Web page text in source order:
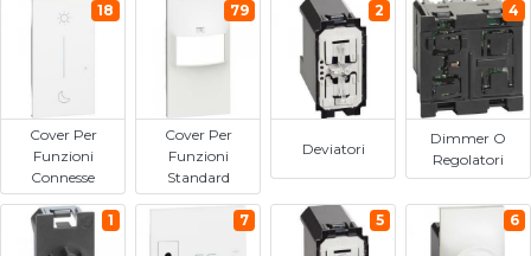
Cover Per
Funzioni
Connesse
18
Cover Per
Funzioni
Standard
79
Deviatori
2
Dimmer O
Regolatori
4
1 7 5 6